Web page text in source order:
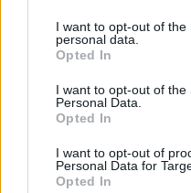
I want to opt-out of the
personal data.
Opted In
I want to opt-out of the
Personal Data.
Opted In
I want to opt-out of
Personal Data for
Opted In
Az előfizetés a
Portfolio.hu teljes
Kötéslisták: BÉT
kötéslistái